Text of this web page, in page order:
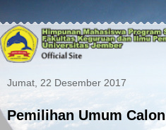
Jumat, 22 Desember 2017
Pemilihan Umum